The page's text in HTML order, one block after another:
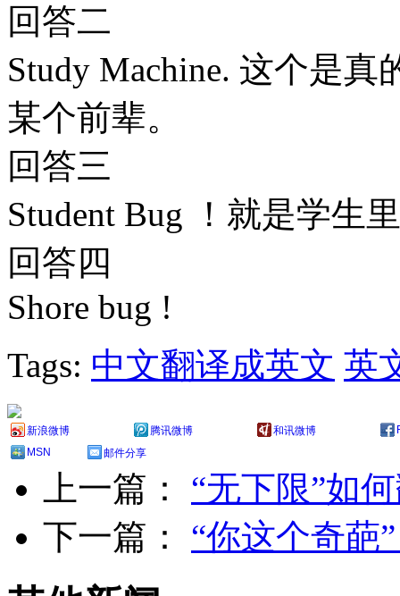
回答二
Study Machine. 这个是
某个前辈。
回答三
Student Bug ！就是学生
回答四
Shore bug !
Tags: 中文翻译成英文 英
新浪微博 腾讯微博 和讯微博
MSN
邮件分享
上一篇： “无下限”如
下一篇： “你这个奇葩